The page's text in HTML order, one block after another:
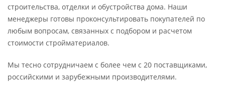
строительства, отделки и обустройства дома. Наши
менеджеры готовы проконсультировать покупателей по
любым вопросам, связанных с подбором и расчетом
стоимости стройматериалов.
Мы тесно сотрудничаем с более чем с 20 поставщиками,
российскими и зарубежными производителями.